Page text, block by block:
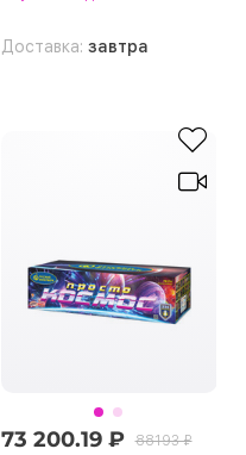
Доставка: завтра
73 200.19 ₽ 88193 ₽